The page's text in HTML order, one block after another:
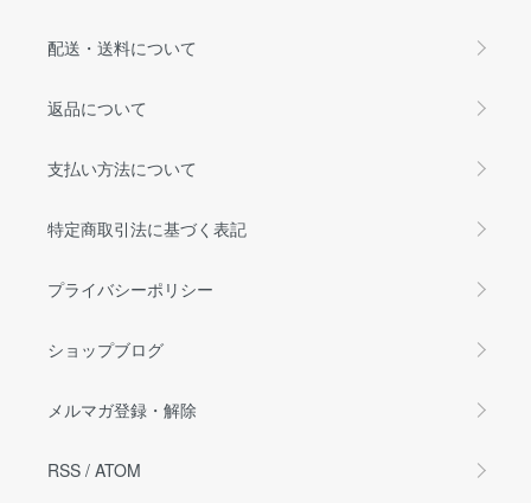
配送・送料について
返品について
支払い方法について
特定商取引法に基づく表記
プライバシーポリシー
ショップブログ
メルマガ登録・解除
RSS / ATOM